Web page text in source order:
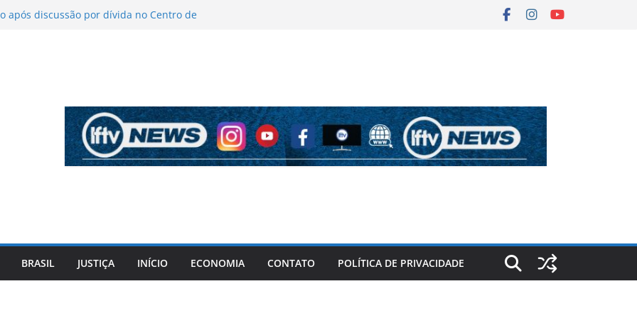
após discussão por dívida no Centro de
a tiros após criminosos invadirem
BRASIL JUSTIÇA INÍCIO ECONOMIA CONTATO POLÍTICA DE PRIVACIDADE